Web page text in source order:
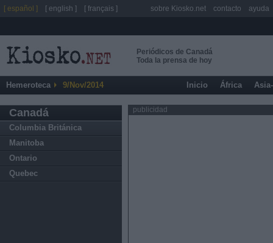
Periódicos de Canadá
Toda la prensa de hoy
Hemeroteca 9/Nov/2014 Inicio África
Canadá
Columbia Británica
Manitoba
Ontario
Quebec
publicidad
[ español ] [ english ] [ français ] sobre Kiosko.net contacto ayuda